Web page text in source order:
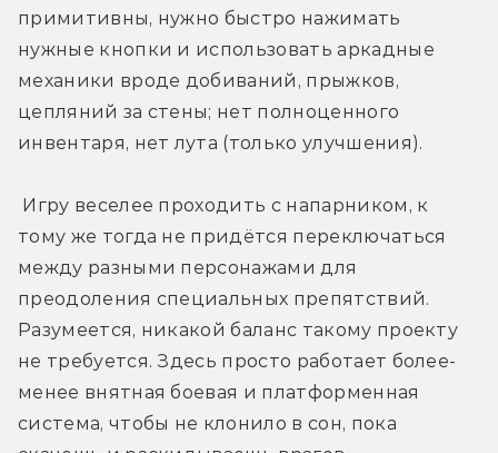
примитивны, нужно быстро нажимать
нужные кнопки и использовать аркадные
механики вроде добиваний, прыжков,
цепляний за стены; нет полноценного
инвентаря, нет лута (только улучшения).
Игру веселее проходить с напарником, к
тому же тогда не придётся переключаться
между разными персонажами для
преодоления специальных препятствий.
Разумеется, никакой баланс такому проекту
не требуется. Здесь просто работает более-
менее внятная боевая и платформенная
система, чтобы не клонило в сон, пока